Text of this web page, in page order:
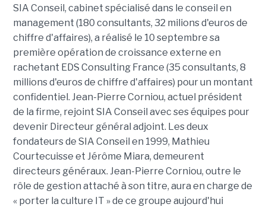
SIA Conseil, cabinet spécialisé dans le conseil en
management (180 consultants, 32 milions d'euros de
chiffre d'affaires), a réalisé le 10 septembre sa
première opération de croissance externe en
rachetant EDS Consulting France (35 consultants, 8
millions d'euros de chiffre d'affaires) pour un montant
confidentiel. Jean-Pierre Corniou, actuel président
de la firme, rejoint SIA Conseil avec ses équipes pour
devenir Directeur général adjoint. Les deux
fondateurs de SIA Conseil en 1999, Mathieu
Courtecuisse et Jérôme Miara, demeurent
directeurs généraux. Jean-Pierre Corniou, outre le
rôle de gestion attaché à son titre, aura en charge de
« porter la culture IT » de ce groupe aujourd'hui